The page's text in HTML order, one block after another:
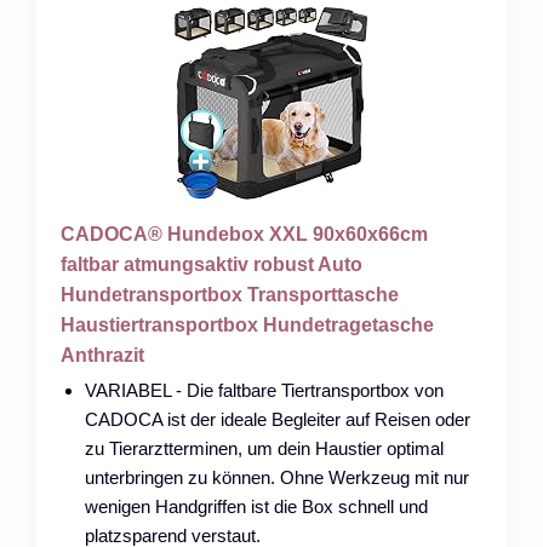
CADOCA® Hundebox XXL 90x60x66cm
faltbar atmungsaktiv robust Auto
Hundetransportbox Transporttasche
Haustiertransportbox Hundetragetasche
Anthrazit
VARIABEL - Die faltbare Tiertransportbox von
CADOCA ist der ideale Begleiter auf Reisen oder
zu Tierarztterminen, um dein Haustier optimal
unterbringen zu können. Ohne Werkzeug mit nur
wenigen Handgriffen ist die Box schnell und
platzsparend verstaut.